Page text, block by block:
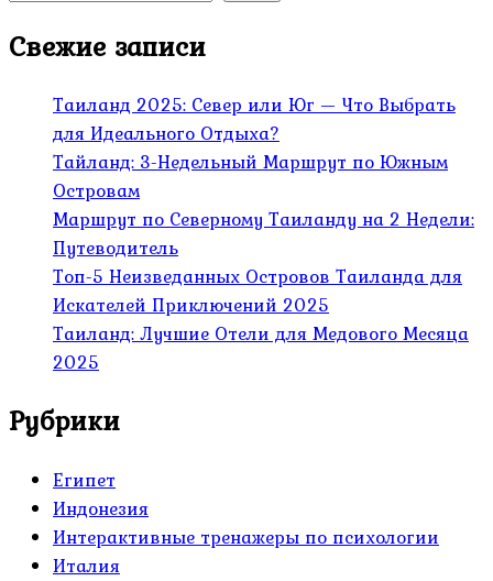
Свежие записи
Таиланд 2025: Север или Юг — Что Выбрать
для Идеального Отдыха?
Тайланд: 3-Недельный Маршрут по Южным
Островам
Маршрут по Северному Таиланду на 2 Недели:
Путеводитель
Топ-5 Неизведанных Островов Таиланда для
Искателей Приключений 2025
Таиланд: Лучшие Отели для Медового Месяца
2025
Рубрики
Египет
Индонезия
Интерактивные тренажеры по психологии
Италия